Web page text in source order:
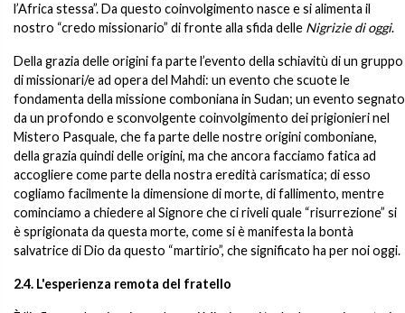
l’Africa stessa”. Da questo coinvolgimento nasce e si alimenta il
nostro “credo missionario” di fronte alla sfida delle Nigrizie di oggi.
Della grazia delle origini fa parte l’evento della schiavitù di un gruppo
di missionari/e ad opera del Mahdi: un evento che scuote le
fondamenta della missione comboniana in Sudan; un evento segnato
da un profondo e sconvolgente coinvolgimento dei prigionieri nel
Mistero Pasquale, che fa parte delle nostre origini comboniane,
della grazia quindi delle origini, ma che ancora facciamo fatica ad
accogliere come parte della nostra eredità carismatica; di esso
cogliamo facilmente la dimensione di morte, di fallimento, mentre
cominciamo a chiedere al Signore che ci riveli quale “risurrezione” si
è sprigionata da questa morte, come si è manifesta la bontà
salvatrice di Dio da questo “martirio”, che significato ha per noi oggi.
2.4. L'esperienza remota del fratello